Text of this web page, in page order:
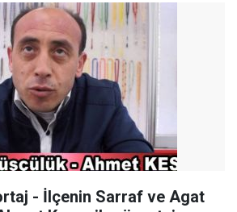
- İlçenin Sarraf ve Agat